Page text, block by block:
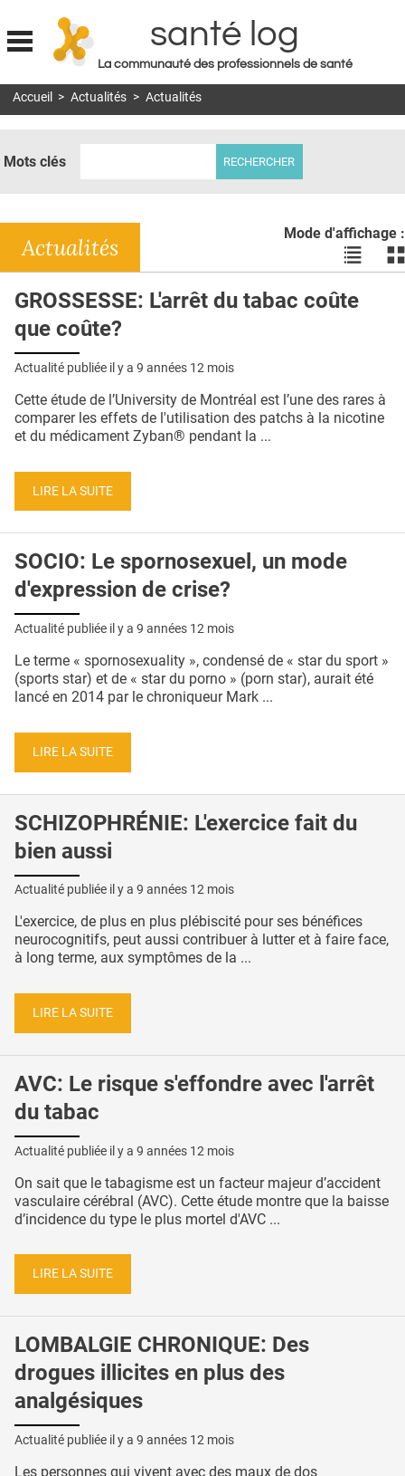
Jump to navigation
santé log
La communauté des professionnels de santé
MON COMPTE
DOSSIERS
RÉSEAUX
E-REVUE SAD
THÉMA
QUI SOMMES-NOUS ?
CONDITIONS GÉNÉRALES
CRÉDITS
Accueil > Actualités > Actualités
Mots clés
Mode d'affichage :
Voir
les
en
les
Actualités
GROSSESSE: L'arrêt du tabac coûte
que coûte?
Actualité publiée il y a 9 années 12 mois
Cette étude de l’University de Montréal est l’une des rares à
comparer les effets de l'utilisation des patchs à la nicotine
et du médicament Zyban® pendant la ...
LIRE LA SUITE
SOCIO: Le spornosexuel, un mode
d'expression de crise?
Actualité publiée il y a 9 années 12 mois
Le terme « spornosexuality », condensé de « star du sport »
(sports star) et de « star du porno » (porn star), aurait été
lancé en 2014 par le chroniqueur Mark ...
LIRE LA SUITE
SCHIZOPHRÉNIE: L'exercice fait du
bien aussi
Actualité publiée il y a 9 années 12 mois
L'exercice, de plus en plus plébiscité pour ses bénéfices
neurocognitifs, peut aussi contribuer à lutter et à faire face,
à long terme, aux symptômes de la ...
LIRE LA SUITE
AVC: Le risque s'effondre avec l'arrêt
du tabac
Actualité publiée il y a 9 années 12 mois
On sait que le tabagisme est un facteur majeur d’accident
vasculaire cérébral (AVC). Cette étude montre que la baisse
d’incidence du type le plus mortel d'AVC ...
LIRE LA SUITE
LOMBALGIE CHRONIQUE: Des
drogues illicites en plus des
analgésiques
Actualité publiée il y a 9 années 12 mois
Les personnes qui vivent avec des maux de dos